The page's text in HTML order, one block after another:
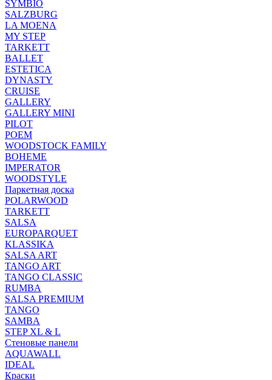
SYMBIO
SALZBURG
LA MOENA
MY STEP
TARKETT
BALLET
ESTETICA
DYNASTY
CRUISE
GALLERY
GALLERY MINI
PILOT
POEM
WOODSTOCK FAMILY
BOHEME
IMPERATOR
WOODSTYLE
Паркетная доска
POLARWOOD
TARKETT
SALSA
EUROPARQUET
KLASSIKA
SALSA ART
TANGO ART
TANGO CLASSIC
RUMBA
SALSA PREMIUM
TANGO
SAMBA
STEP XL & L
Стеновые панели
AQUAWALL
IDEAL
Краски